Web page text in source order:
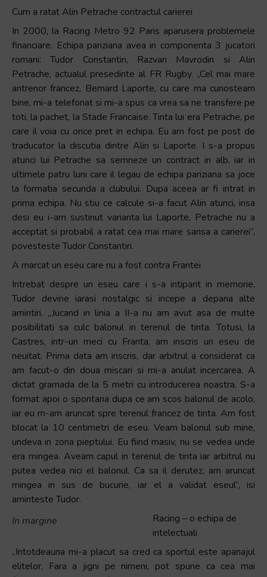
Cum a ratat Alin Petrache contractul carierei
In 2000, la Racing Metro 92 Paris aparusera problemele
financiare. Echipa pariziana avea in componenta 3 jucatori
romani: Tudor Constantin, Razvan Mavrodin si Alin
Petrache, actualul presedinte al FR Rugby. „Cel mai mare
antrenor francez, Bernard Laporte, cu care ma cunosteam
bine, mi-a telefonat si mi-a spus ca vrea sa ne transfere pe
toti, la pachet, la Stade Francaise. Tinta lui era Petrache, pe
care il voia cu orice pret in echipa. Eu am fost pe post de
traducator la discutia dintre Alin si Laporte. I s-a propus
atunci lui Petrache sa semneze un contract in alb, iar in
ultimele patru luni care il legau de echipa pariziana sa joce
la formatia secunda a clubului. Dupa aceea ar fi intrat in
prima echipa. Nu stiu ce calcule si-a facut Alin atunci, insa
desi eu i-am sustinut varianta lui Laporte, Petrache nu a
acceptat si probabil a ratat cea mai mare sansa a carierei”,
povesteste Tudor Constantin.
A marcat un eseu care nu a fost contra Frantei
Intrebat despre un eseu care i s-a intiparit in memorie,
Tudor devine iarasi nostalgic si incepe a depana alte
amintiri. „Jucand in linia a II-a nu am avut asa de multe
posibilitati sa culc balonul in terenul de tinta. Totusi, la
Castres, intr-un meci cu Franta, am inscris un eseu de
neuitat. Prima data am inscris, dar arbitrul a considerat ca
am facut-o din doua miscari si mi-a anulat incercarea. A
dictat gramada de la 5 metri cu introducerea noastra. S-a
format apoi o spontana dupa ce am scos balonul de acolo,
iar eu m-am aruncat spre terenul francez de tinta. Am fost
blocat la 10 centimetri de eseu. Veam balonul sub mine,
undeva in zona pieptului. Eu fiind masiv, nu se vedea unde
era mingea. Aveam capul in terenul de tinta iar arbitrul nu
putea vedea nici el balonul. Ca sa il derutez, am aruncat
mingea in sus de bucurie, iar el a validat eseul”, isi
aminteste Tudor.
In margine
Racing – o echipa de
intelectuali
„Intotdeauna mi-a placut sa cred ca sportul este apanajul
elitelor. Fara a jigni pe nimeni, pot spune ca cea mai